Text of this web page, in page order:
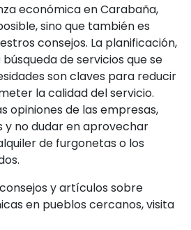
económica en Carabaña,
sino que también es
consejos. La planificación,
de servicios que se
son claves para reducir
la calidad del servicio.
opiniones de las empresas,
y no dudar en aprovechar
de furgonetas o los
y artículos sobre
en pueblos cercanos, visita